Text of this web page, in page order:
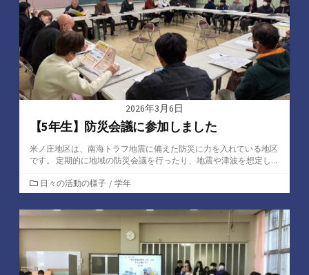
2026年3月6日
【5年生】防災会議に参加しました
米ノ庄地区は、南海トラフ地震に備えた防災に力を入れている地区
です。 定期的に地域の防災会議を行ったり、地震や津波を想定し...
カ
テ
ゴ
リ
日々の活動の様子 / 学年